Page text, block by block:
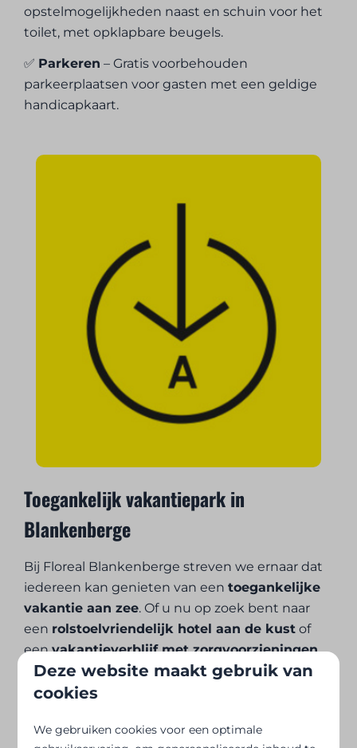
opstelmogelijkheden naast en schuin voor het
toilet, met opklapbare beugels.
✅ Parkeren – Gratis voorbehouden
parkeerplaatsen voor gasten met een geldige
handicapkaart.
Toegankelijk vakantiepark in
Blankenberge
Bij Floreal Blankenberge streven we ernaar dat
iedereen kan genieten van eentoegankelijke
vakantie aan zee. Of u nu op zoek bent naar
een rolstoelvriendelijk hotel aan de kust of
eenvakantieverblijf met zorgvoorzieningen,
ons vakantiepark combineert comfort met
gastvrijheid.
Boek vandaag nog en beleef een
Deze website maakt gebruik van
cookies
We gebruiken cookies voor een optimale